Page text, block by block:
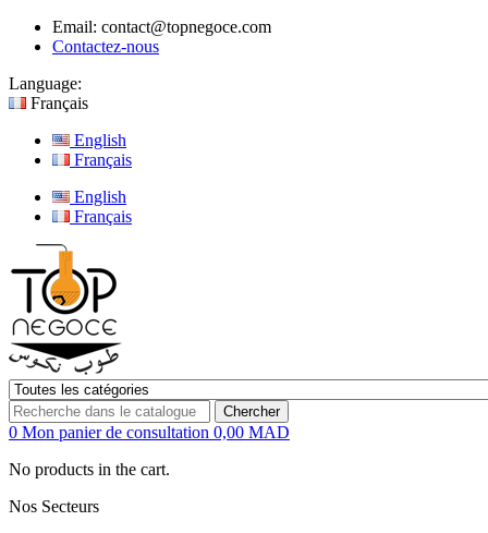
Email: contact@topnegoce.com
Contactez-nous
Language:
Français
English
Français
English
Français
Chercher
0 Mon panier de consultation 0,00 MAD
No products in the cart.
Nos Secteurs